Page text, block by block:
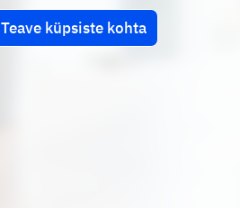
Teave küpsiste kohta